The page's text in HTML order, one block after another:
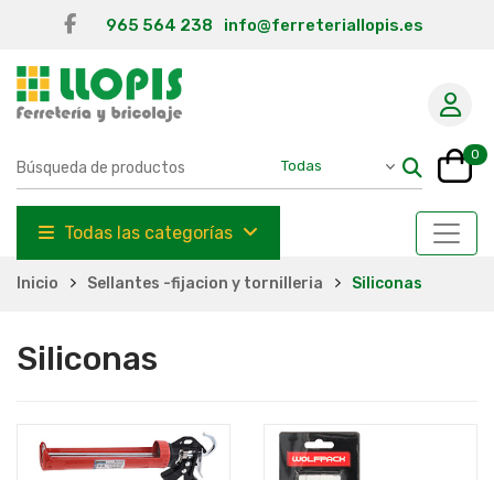
965 564 238 info@ferreteriallopis.es
0
Todas las categorías
Inicio Sellantes -fijacion y tornilleria Siliconas
Siliconas